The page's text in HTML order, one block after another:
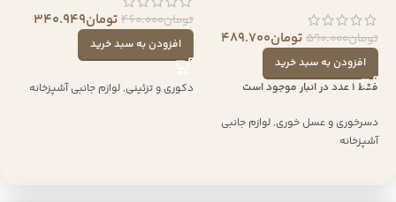
تومان590.000تومان489.700
افزودن به سبد خرید
فقط 1 عدد در انبار موجود است
دسرخوری و عسل خوری,لوازم جانبی
آشپزخانه
تومان460.000تومان340.949
افزودن به سبد خرید
دکوری و تزئینی,لوازم جانبی آشپزخانه